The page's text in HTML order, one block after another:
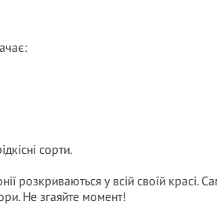
сорти.
розкриваються у всій своїй красі.
Не згаяйте момент!